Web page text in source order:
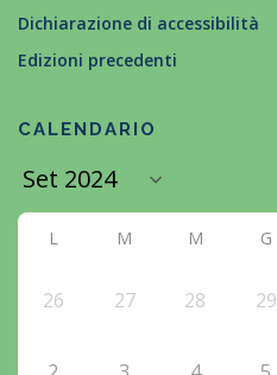
Dichiarazione di accessibilità
Edizioni precedenti
CALENDARIO
L M M G
26 27 28 29